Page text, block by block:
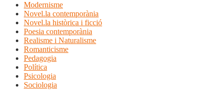
Modernisme
Novel.la contemporània
Novel.la històrica i ficció
Poesia contemporània
Realisme i Naturalisme
Romanticisme
Pedagogia
Política
Psicologia
Sociologia